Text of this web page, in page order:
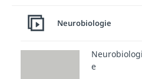
Wichtige
Video
Neurobiologie
Neurobiologi
e